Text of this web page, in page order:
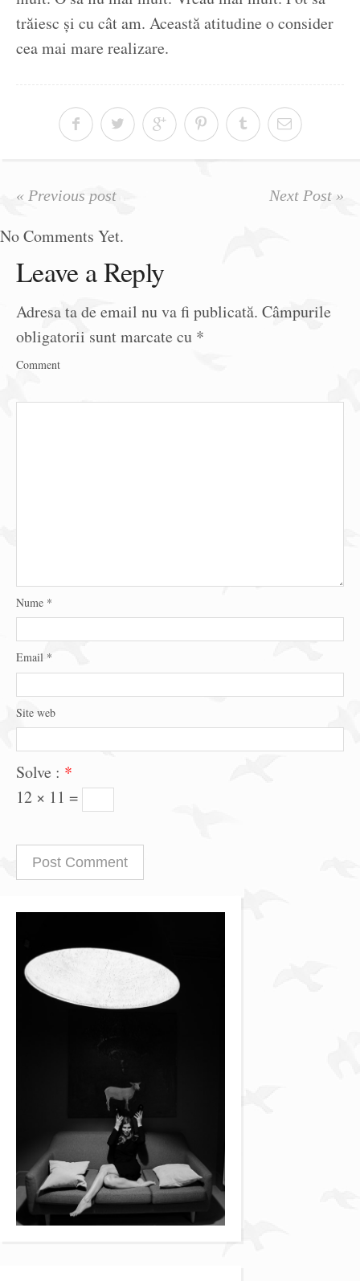
trăiesc și cu cât am. Această atitudine o consider
cea mai mare realizare.
« Previous post Next Post »
No Comments Yet.
Leave a Reply
Adresa ta de email nu va fi publicată. Câmpurile
obligatorii sunt marcate cu *
Comment
Nume *
Email *
Site web
Solve : *
12 × 11 =